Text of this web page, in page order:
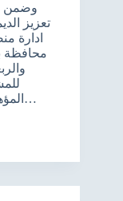
تعزيز
ادارة
محافظة
المؤهلات:-خريج بكالوريوس ومن الاختصاصات…